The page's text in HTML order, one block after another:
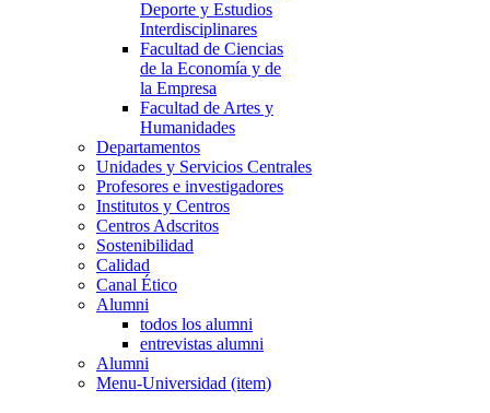
Deporte y Estudios
Interdisciplinares
Facultad de Ciencias
de la Economía y de
la Empresa
Facultad de Artes y
Humanidades
Departamentos
Unidades y Servicios Centrales
Profesores e investigadores
Institutos y Centros
Centros Adscritos
Sostenibilidad
Calidad
Canal Ético
Alumni
todos los alumni
entrevistas alumni
Alumni
Menu-Universidad (item)